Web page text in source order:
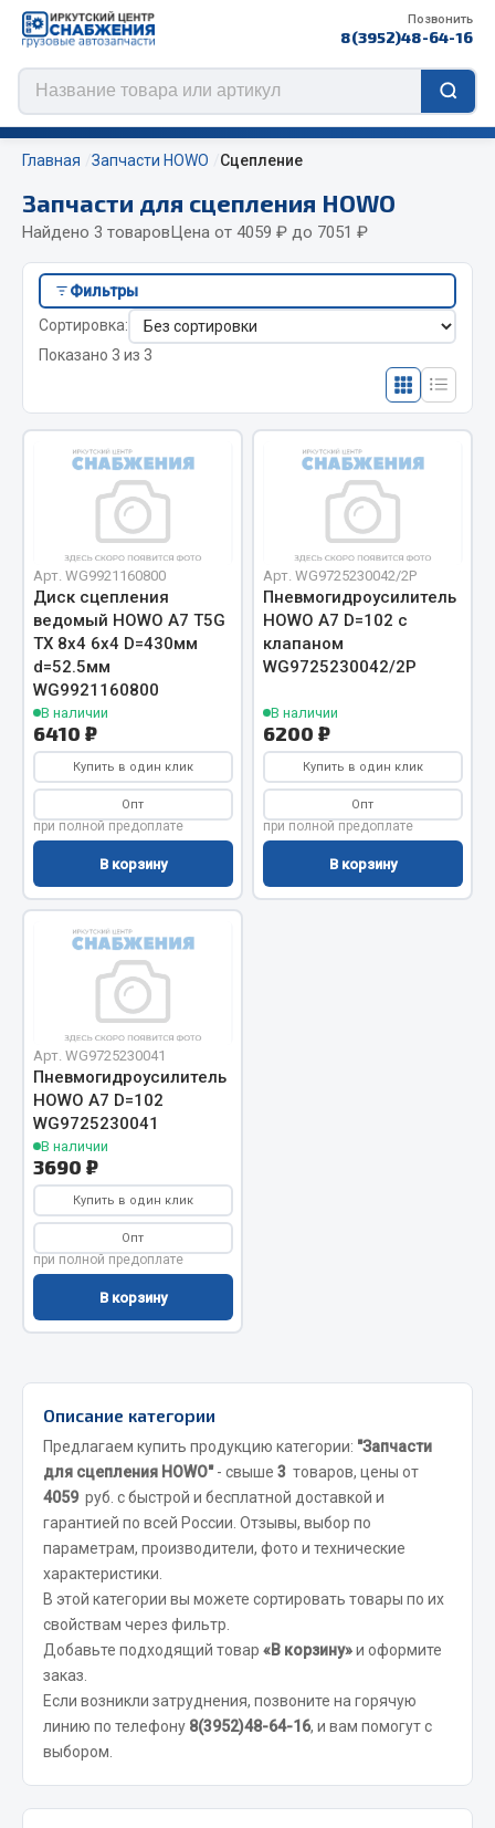
Позвонить
8(3952)48-64-16
Цепи противоскольжения
ЦЕПИ РОССИЯ
ЦЕПИ BOHU (Китай)
Изготовление цепей на колеса BOHU
Весь раздел
Отопители салона, подогреватели
Автономные воздушные отопители
Жидкостные подогреватели
Отопители салона
Подогреватели тосола
Весь раздел
Автотовары
Автозвук
Автокаталоги
Аксессуары автомобильные
Аптечки и знаки автомобильные
Брызговики
Вентиляторы кабины
Показать ещё
Весь раздел
Смазочные материалы
Масла
Охладжающие жидкости
Технические жидкости
Весь раздел
Болты
Гайки
Кольца стопорные
Пресс-масленки
Пробки
Пружины
Хомуты
Весь раздел
Главная Запчасти HOWO Сцепление
Запчасти для сцепления HOWO
Найдено 3 товаровЦена от 4059 ₽ до 7051 ₽
Фильтры
Сортировка:
Показано 3 из 3
Арт. WG9921160800
Диск сцепления
ведомый HOWO A7 T5G
TX 8х4 6х4 D=430мм
d=52.5мм
WG9921160800
В наличии
6410 ₽
Купить в один клик
Опт
при полной предоплате
В корзину
Арт. WG9725230042/2P
Пневмогидроусилитель
HOWO A7 D=102 с
клапаном
WG9725230042/2P
В наличии
6200 ₽
Купить в один клик
Опт
при полной предоплате
В корзину
Арт. WG9725230041
Пневмогидроусилитель
HOWO A7 D=102
WG9725230041
В наличии
3690 ₽
Купить в один клик
Опт
при полной предоплате
В корзину
Описание категории
Предлагаем купить продукцию категории: "Запчасти
для сцепления HOWO"- свыше 3 товаров, цены от
4059 руб. с быстрой и бесплатной доставкой и
гарантией по всей России. Отзывы, выбор по
параметрам, производители, фото и технические
характеристики.
В этой категории вы можете сортировать товары по их
свойствам через фильтр.
Добавьте подходящий товар «В корзину»и оформите
заказ.
Если возникли затруднения, позвоните на горячую
линию по телефону 8(3952)48-64-16, и вам помогут с
выбором.